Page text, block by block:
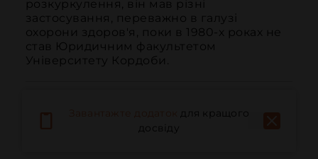
розкуркулення, він мав різні
застосування, переважно в галузі
охорони здоров'я, поки в 1980-х роках не
став Юридичним факультетом
Університету Кордоби.
для кращого
досвіду